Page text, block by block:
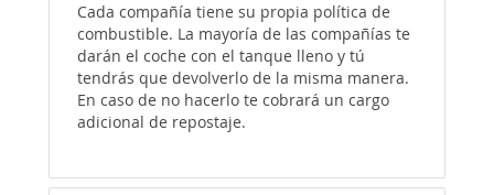
Cada compañía tiene su propia política de
combustible. La mayoría de las compañías te
darán el coche con el tanque lleno y tú
tendrás que devolverlo de la misma manera.
En caso de no hacerlo te cobrará un cargo
adicional de repostaje.